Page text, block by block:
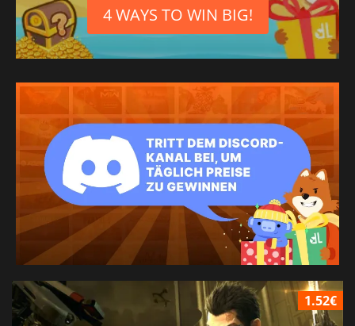
4 WAYS TO WIN BIG!
1.52€